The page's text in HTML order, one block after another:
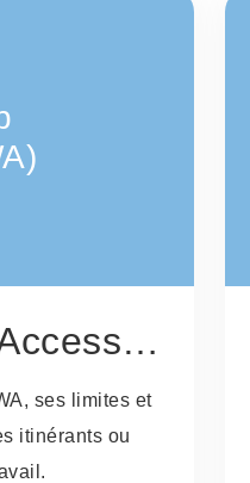
(OWA)
ses limites et
itinérants ou